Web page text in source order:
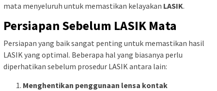
mata menyeluruh untuk memastikan kelayakan LASIK.
Persiapan Sebelum LASIK Mata
Persiapan yang baik sangat penting untuk memastikan hasil
LASIK yang optimal. Beberapa hal yang biasanya perlu
diperhatikan sebelum prosedur LASIK antara lain:
Menghentikan penggunaan lensa kontak